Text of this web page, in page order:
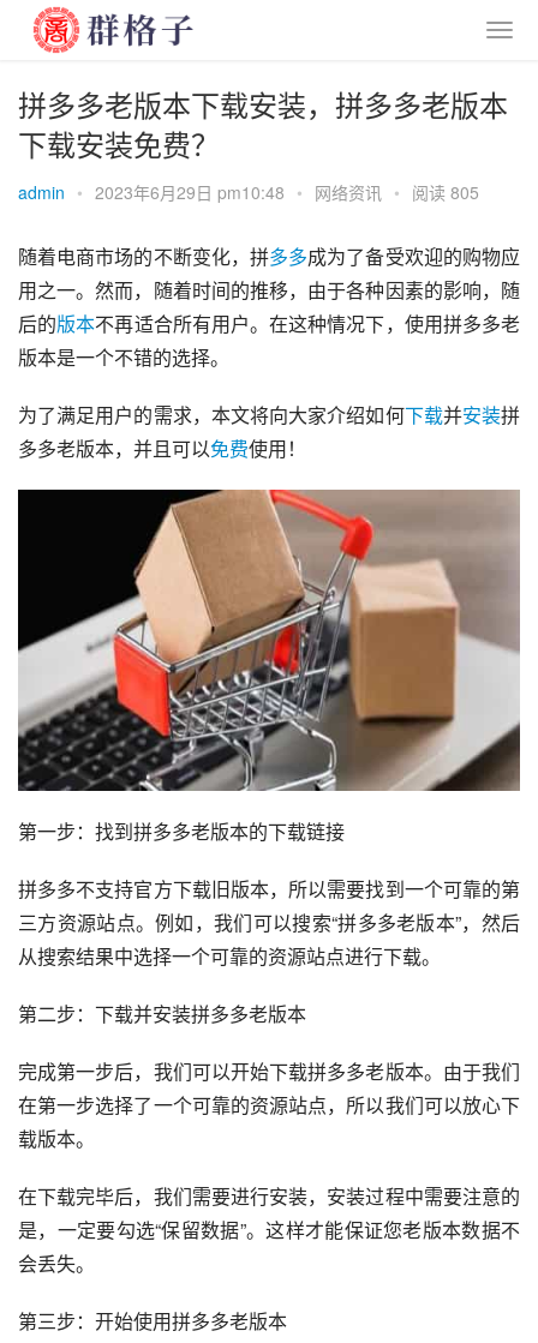
拼多多老版本下载安装，拼多多老版本
下载安装免费？
admin • 2023年6月29日 pm10:48 • 网络资讯 • 阅读 805
随着电商市场的不断变化，拼多多成为了备受欢迎的购物应
用之一。然而，随着时间的推移，由于各种因素的影响，随
后的版本不再适合所有用户。在这种情况下，使用拼多多老
版本是一个不错的选择。
为了满足用户的需求，本文将向大家介绍如何下载并安装拼
多多老版本，并且可以免费使用！
第一步：找到拼多多老版本的下载链接
拼多多不支持官方下载旧版本，所以需要找到一个可靠的第
三方资源站点。例如，我们可以搜索“拼多多老版本”，然后
从搜索结果中选择一个可靠的资源站点进行下载。
第二步：下载并安装拼多多老版本
完成第一步后，我们可以开始下载拼多多老版本。由于我们
在第一步选择了一个可靠的资源站点，所以我们可以放心下
载版本。
在下载完毕后，我们需要进行安装，安装过程中需要注意的
是，一定要勾选“保留数据”。这样才能保证您老版本数据不
会丢失。
第三步：开始使用拼多多老版本